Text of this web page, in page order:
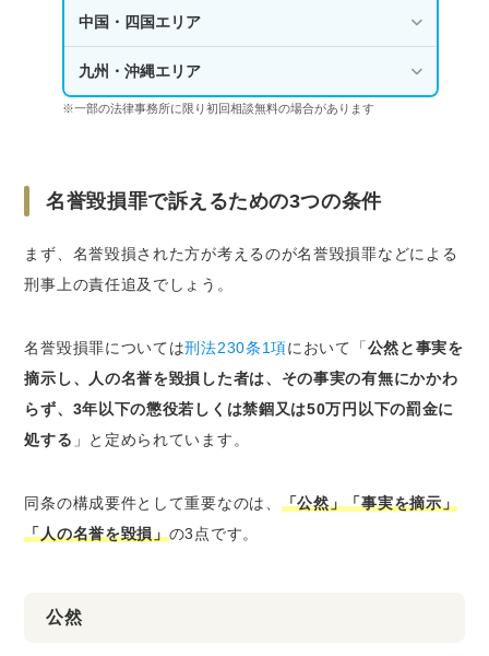
中国・四国エリア
九州・沖縄エリア
※一部の法律事務所に限り初回相談無料の場合があります
名誉毀損罪で訴えるための3つの条件
まず、名誉毀損された方が考えるのが名誉毀損罪などによる
刑事上の責任追及でしょう。
名誉毀損罪については刑法230条1項において「公然と事実を
摘示し、人の名誉を毀損した者は、その事実の有無にかかわ
らず、3年以下の懲役若しくは禁錮又は50万円以下の罰金に
処する 」と定められています。
同条の構成要件として重要なのは、 「公然」「事実を摘示」
「人の名誉を毀損」の3点です。
公然